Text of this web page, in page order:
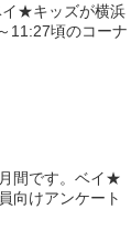
イ★キッズが横浜
11:27頃のコーナ
間です。ベイ★
向けアンケート